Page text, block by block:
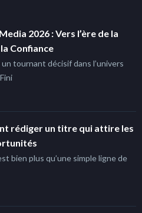
2026 : Vers l’ère de la
Confiance
un tournant décisif dans l’univers
rédiger un titre qui attire les
bien plus qu’une simple ligne de